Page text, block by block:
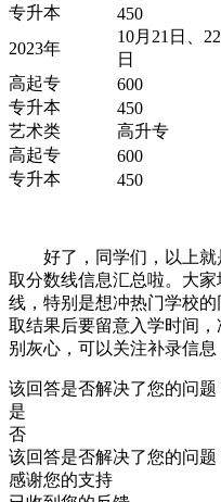
专升本
450
2023年
10月21日、22
日
高起专
600
专升本
450
艺术类
高升专
高起专
600
专升本
450
好了，同学们，以上就
取分数线信息汇总啦。大
线，特别是想冲热门学校
取结果后要留意入学时间
别灰心，可以关注补录信息
该回答是否解决了您的问题
是
否
该回答是否解决了您的问题
感谢您的支持